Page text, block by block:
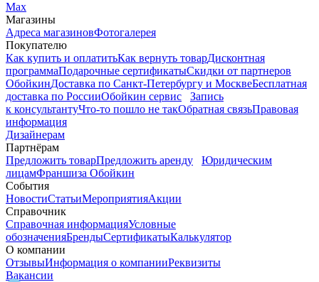
Max
Магазины
Адреса магазиновФотогалерея
Покупателю
Как купить и оплатитьКак вернуть товарДисконтная
программаПодарочные сертификатыСкидки от партнеров
ОбойкинДоставка по Санкт-Петербургу и МосквеБесплатная
доставка по РоссииОбойкин сервис
Запись
к консультантуЧто-то пошло не такОбратная связьПравовая
информация
Дизайнерам
Партнёрам
Предложить товарПредложить аренду
Юридическим
лицамФраншиза Обойкин
События
НовостиСтатьиМероприятияАкции
Справочник
Справочная информацияУсловные
обозначенияБрендыСертификатыКалькулятор
О компании
ОтзывыИнформация о компанииРеквизиты
Вакансии